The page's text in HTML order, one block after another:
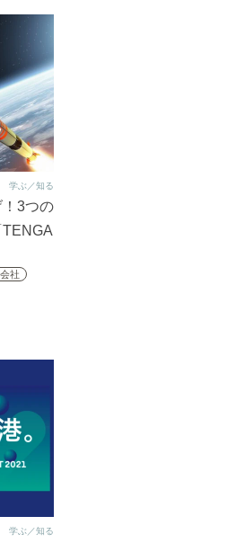
学ぶ／知る
3つの
TENGA
社
学ぶ／知る